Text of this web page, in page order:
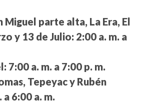
Miguel parte alta, La Era, El
y 13 de Julio: 2:00 a. m. a
7:00 a. m. a 7:00 p. m.
Tepeyac y Rubén
a 6:00 a. m.